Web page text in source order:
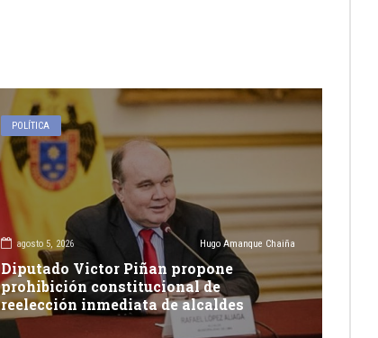
POLÍTICA
agosto 5, 2026 Hugo Amanque Chaiña
Diputado Victor Piñan propone
prohibición constitucional de
reelección inmediata de alcaldes